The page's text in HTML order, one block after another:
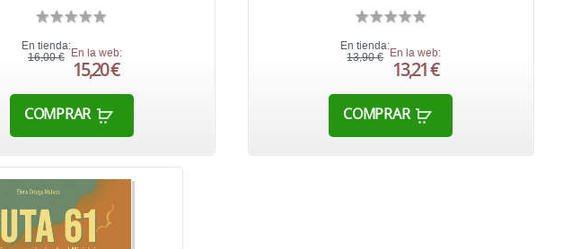
En tienda:
16,00 € En la web:
15,20 €
COMPRAR
En tienda:
13,90 €
En la web:
13,21 €
COMPRAR